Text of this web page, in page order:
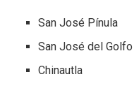
San José Pínula
San José del Golfo
Chinautla